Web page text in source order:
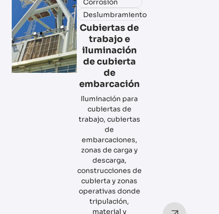
Corrosión
Deslumbramiento
Cubiertas de
trabajo e
iluminación
de cubierta
de
embarcación
Iluminación para
cubiertas de
trabajo, cubiertas
de
embarcaciones,
zonas de carga y
descarga,
construcciones de
cubierta y zonas
operativas donde
tripulación,
material y